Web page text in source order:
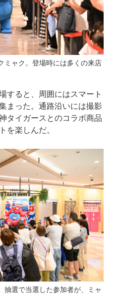
ミャク。登場時には多くの来店
すると、周囲にはスマート
まった。通路沿いには撮影
タイガースとのコラボ商品
を楽しんだ。
抽選で当選した参加者が、ミャ